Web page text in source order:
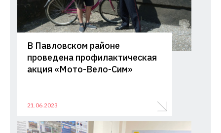
прав
при
Администрации
Краснодарского
края
В Павловском районе
проведена профилактическая
акция «Мото-Вело-Сим»
21.06.2023